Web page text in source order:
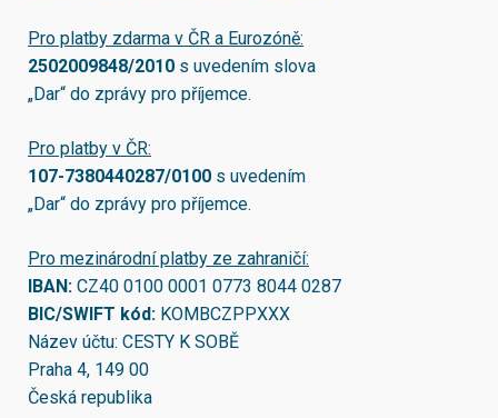
Pro platby zdarma v ČR a Eurozóně:
2502009848/2010 s uvedením slova
„Dar“ do zprávy pro příjemce.
Pro platby v ČR:
107-7380440287/0100 s uvedením
„Dar“ do zprávy pro příjemce.
Pro mezinárodní platby ze zahraničí:
IBAN: CZ40 0100 0001 0773 8044 0287
BIC/SWIFT kód: KOMBCZPPXXX
Název účtu: CESTY K SOBĚ
Praha 4, 149 00
Česká republika